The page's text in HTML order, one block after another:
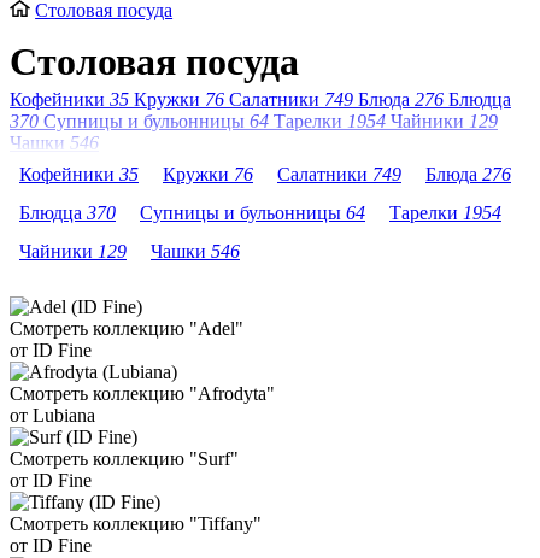
Столовая посуда
Столовая посуда
Кофейники 35 Кружки 76 Салатники 749 Блюда 276 Блюдца
370 Супницы и бульонницы 64 Тарелки 1954 Чайники 129
Чашки 546
Кофейники 35 Кружки 76 Салатники 749 Блюда 276
Блюдца 370 Супницы и бульонницы 64 Тарелки 1954
Чайники 129 Чашки 546
Смотреть коллекцию "Adel"
от ID Fine
Смотреть коллекцию "Afrodyta"
от Lubiana
Смотреть коллекцию "Surf"
от ID Fine
Смотреть коллекцию "Tiffany"
от ID Fine